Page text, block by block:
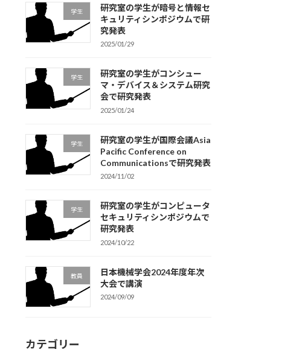
学生
研究室の学生が暗号と情報セ
キュリティシンポジウムで研
究発表
2025/01/29
学生
研究室の学生がコンシュー
マ・デバイス＆システム研究
会で研究発表
2025/01/24
学生
研究室の学生が国際会議Asia
Pacific Conference on
Communicationsで研究発表
2024/11/02
学生
研究室の学生がコンピュータ
セキュリティシンポジウムで
研究発表
2024/10/22
教員
日本機械学会2024年度年次
大会で講演
2024/09/09
カテゴリー